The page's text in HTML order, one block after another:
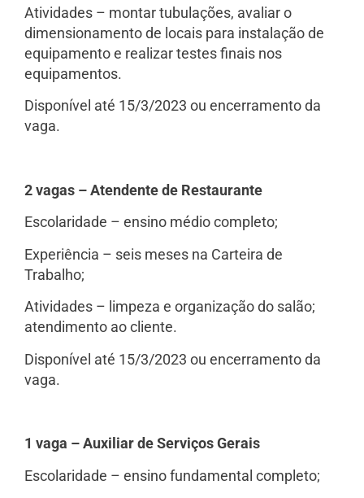
Atividades – montar tubulações, avaliar o
dimensionamento de locais para instalação de
equipamento e realizar testes finais nos
equipamentos.
Disponível até 15/3/2023 ou encerramento da
vaga.
2 vagas – Atendente de Restaurante
Escolaridade – ensino médio completo;
Experiência – seis meses na Carteira de
Trabalho;
Atividades – limpeza e organização do salão;
atendimento ao cliente.
Disponível até 15/3/2023 ou encerramento da
vaga.
1 vaga – Auxiliar de Serviços Gerais
Escolaridade – ensino fundamental completo;